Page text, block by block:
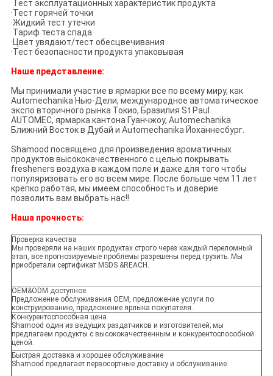
·Тест эксплуатационных характеристик продукта
·Тест горячей точки
·Жидкий тест утечки
·Тариф теста спада
·Цвет увядают/тест обесцвечивания
·Тест безопасности продукта упаковывая
Наше представление:
Мы принимали участие в ярмарки все по всему миру, как
Automechanika Нью-Дели, международное автоматическое
экспо вторичного рынка Токио, Бразилия St Paul
AUTOMEC, ярмарка кантона Гуанчжоу, Automechanika
Ближний Восток в Дубай и Automechanika Йоханнесбург.
Shamood посвящено для произведения ароматичных
продуктов высококачественного с целью покрывать
fresheners воздуха в каждом поле и даже для того чтобы
популяризовать его во всем мире. После больше чем 11 лет
крепко работая, мы имеем способность и доверие
позволить вам выбрать нас!!
Наша прочность:
Проверка качества
Мы проверяли на наших продуктах строго через каждый переломный
этап, все прогнозируемые проблемы разрешены перед грузить. Мы
приобретали сертификат MSDS &REACH.
OEM&ODM доступное.
Предложение обслуживания OEM, предложение услуги по
конструированию, предложение ярлыка покупателя.
Конкурентоспособная цена
Shamood один из ведущих раздатчиков и изготовителей; мы
предлагаем продукты с высококачественным и конкурентоспособной
ценой.
Быстрая доставка и хорошее обслуживание
Shamood предлагает первосортные доставку и обслуживание.